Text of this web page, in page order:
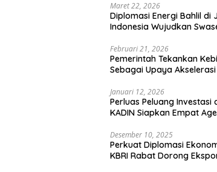
Maret 22, 2026
Diplomasi Energi Bahlil di
Indonesia Wujudkan
Februari 21, 2026
Pemerintah Tekankan
Sebagai Upaya
Januari 12, 2026
Perluas Peluang Investasi
KADIN Siapkan Empat
Desember 10, 2025
Perkuat Diplomasi
KBRI Rabat Dorong